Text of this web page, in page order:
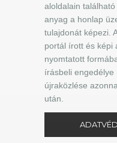
aloldalain
anyag a honlap
tulajdonát képezi.
portál írott és képi
nyomtatott
írásbeli engedélye
újraközlése
után.